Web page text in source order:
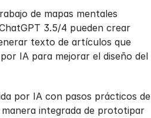
de mapas mentales
3.5/4 pueden crear
texto de artículos que
IA para mejorar el diseño del
por IA con pasos prácticos de
integrada de prototipar